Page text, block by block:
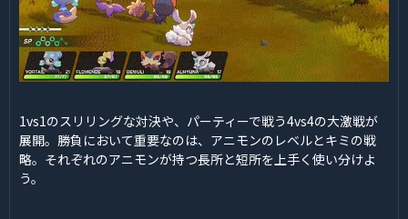
1vs1のスリリングな対決や、パーティーで戦う4vs4の大激戦が
展開。勝負において重要なのは、アニモンのレベルとキミの戦
略。それぞれのアニモンが持つ長所と短所を上手く使い分けよ
う。